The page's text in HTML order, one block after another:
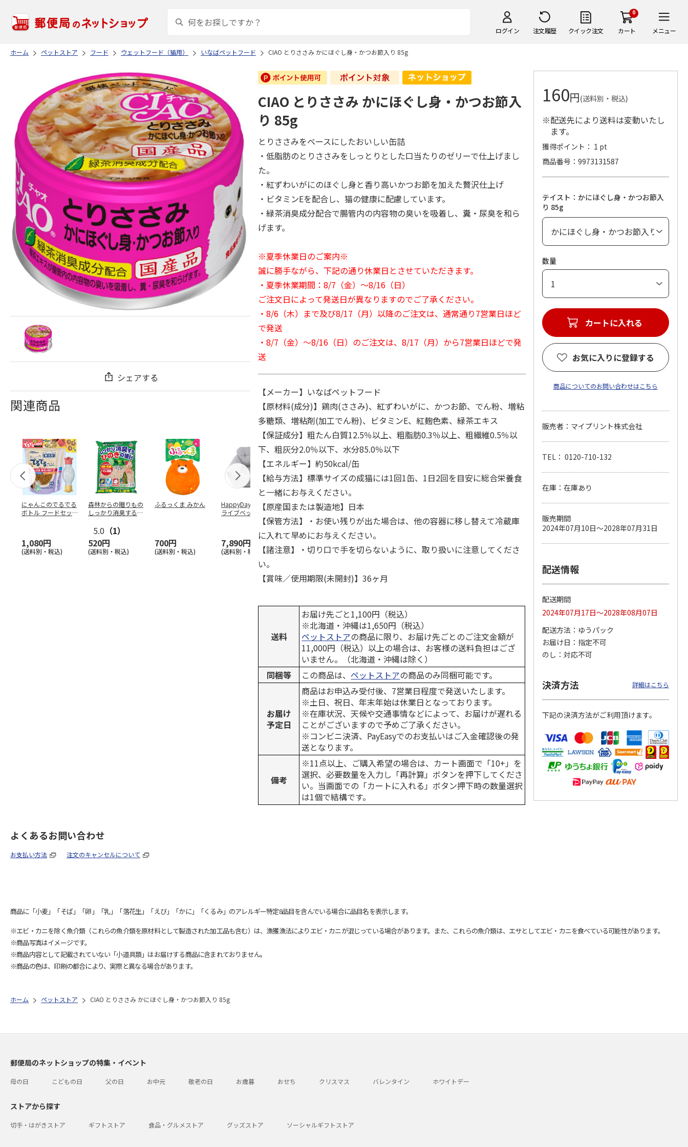
ログイン 注文履歴 クイック注文
0
カート メニュー
ホーム ペットストア フード ウェットフード（猫用） いなばペットフード CIAO とりささみ かにほぐし身・かつお節入り 85g
シェアする
関連商品
にゃんこのでるでる
ボトル フードセッ
1,080円
(送料別・税込)
森林からの贈りもの
しっかり消臭するひ
5.0 （1）
520円
(送料別・税込)
ふるっくま みかん
700円
(送料別・税込)
HappyDays 2wayド
ライブベッド グレ
7,890円
(送料別・税込)
獣医師開発 ニオイ
をとる砂専用 猫ト
イレ ナチュラルグ
1,550円
(送料別・税込)
デオトイレ 飛び散
らない消臭・抗菌サ
ンド 4L
1,320円
(送料別・税込)
ぐるぐるボーン型 S
470円
(送料別・税込)
こ用 まぐろ・かつ
(送料別・税込)
ペット線香 虹のか
ローラルの香り
590円
鈴虫の経木 3枚入
100円
CIAO とりささみ かにほぐし身・かつお節入
り 85g
とりささみをベースにしたおいしい缶詰
・低脂肪のとりささみをしっとりとした口当たりのゼリーで仕上げまし
た。
・紅ずわいがにのほぐし身と香り高いかつお節を加えた贅沢仕上げ
・ビタミンEを配合し、猫の健康に配慮しています。
・緑茶消臭成分配合で腸管内の内容物の臭いを吸着し、糞・尿臭を和ら
げます。
※夏季休業日のご案内※
誠に勝手ながら、下記の通り休業日とさせていただきます。
・夏季休業期間：8/7（金）～8/16（日）
ご注文日によって発送日が異なりますのでご了承ください。
・8/6（木）まで及び8/17（月）以降のご注文は、通常通り7営業日ほど
で発送
・8/7（金）～8/16（日）のご注文は、8/17（月）から7営業日ほどで発
送
【メーカー】いなばペットフード
【原材料(成分)】鶏肉(ささみ)、紅ずわいがに、かつお節、でん粉、増粘
多糖類、増粘剤(加工でん粉)、ビタミンE、紅麹色素、緑茶エキス
【保証成分】粗たん白質12.5％以上、粗脂肪0.3％以上、粗繊維0.5％以
下、粗灰分2.0％以下、水分85.0％以下
【エネルギー】約50kcal/缶
【給与方法】標準サイズの成猫には1回1缶、1日2回を目安に総合栄養食
と一緒にお与えください。
【原産国または製造地】日本
【保管方法】・お使い残りが出た場合は、他の容器に移し替えて冷蔵庫
に入れて早めにお与えください。
【諸注意】・切り口で手を切らないように、取り扱いに注意してくださ
い。
【賞味／使用期限(未開封)】36ヶ月
送料
お届け先ごと1,100円（税込）
※北海道・沖縄は1,650円（税込）
ペットストアの商品に限り、お届け先ごとのご注文金額が
11,000円（税込）以上の場合は、お客様の送料負担はござ
いません。（北海道・沖縄は除く）
同梱等
この商品は、ペットストアの商品のみ同梱可能です。
お届け
予定日
商品はお申込み受付後、7営業日程度で発送いたします。
※土日、祝日、年末年始は休業日となっております。
※在庫状況、天候や交通事情などによって、お届けが遅れる
ことがございますので予めご了承ください。
※コンビニ決済、PayEasyでのお支払いはご入金確認後の発
送となります。
備考
※11点以上、ご購入希望の場合は、カート画面で「10+」を
選択、必要数量を入力し「再計算」ボタンを押下してくださ
い。当画面での「カートに入れる」ボタン押下時の数量選択
は1個で結構です。
160円(送料別・税込)
※配送先により送料は変動いたし
ます。
獲得ポイント： 1 pt
商品番号
9973131587
テイスト：かにほぐし身・かつお節入
り 85g
数量
カートに入れる
お気に入りに登録する
商品についてのお問い合わせはこちら
販売者：マイプリント株式会社
TEL： 0120-710-132
在庫：在庫あり
販売期間
2024年07月10日～2028年07月31日
配送情報
配送期間
2024年07月17日～2028年08月07日
配送方法
ゆうパック
お届け日
指定不可
のし
対応不可
決済方法 詳細はこちら
下記の決済方法がご利用頂けます。
よくあるお問い合わせ
お支払い方法 注文のキャンセルについて
商品に「小麦」「そば」「卵」「乳」「落花生」「えび」「かに」「くるみ」のアレルギー特定8品目を含んでいる場合に品目名を表示します。
※エビ・カニを除く魚介類（これらの魚介類を原材料として製造された加工品も含む）は、漁獲漁法によりエビ・カニが混じっている場合があります。また、これらの魚介類は、エサとしてエビ・カニを食べている可能性があります。
※商品写真はイメージです。
※商品内容として記載されていない「小道具類」はお届けする商品に含まれておりません。
※商品の色は、印刷の都合により、実際と異なる場合があります。
ホーム ペットストア CIAO とりささみ かにほぐし身・かつお節入り 85g
郵便局のネットショップの特集・イベント
母の日 こどもの日 父の日 お中元 敬老の日 お歳暮 おせち クリスマス バレンタイン ホワイトデー
ストアから探す
切手・はがきストア ギフトストア 食品・グルメストア グッズストア ソーシャルギフトストア